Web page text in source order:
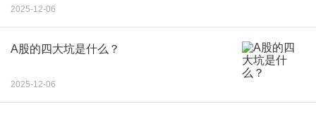
2025-12-06
A股的四大坑是什么？
2025-12-06